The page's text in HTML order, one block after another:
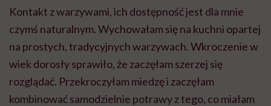
Kontakt z warzywami, ich dostępność jest dla mnie
czymś naturalnym. Wychowałam się na kuchni opartej
na prostych, tradycyjnych warzywach. Wkroczenie w
wiek dorosły sprawiło, że zaczęłam szerzej się
rozglądać. Przekroczyłam miedzę i zaczęłam
kombinować samodzielnie potrawy z tego, co miałam